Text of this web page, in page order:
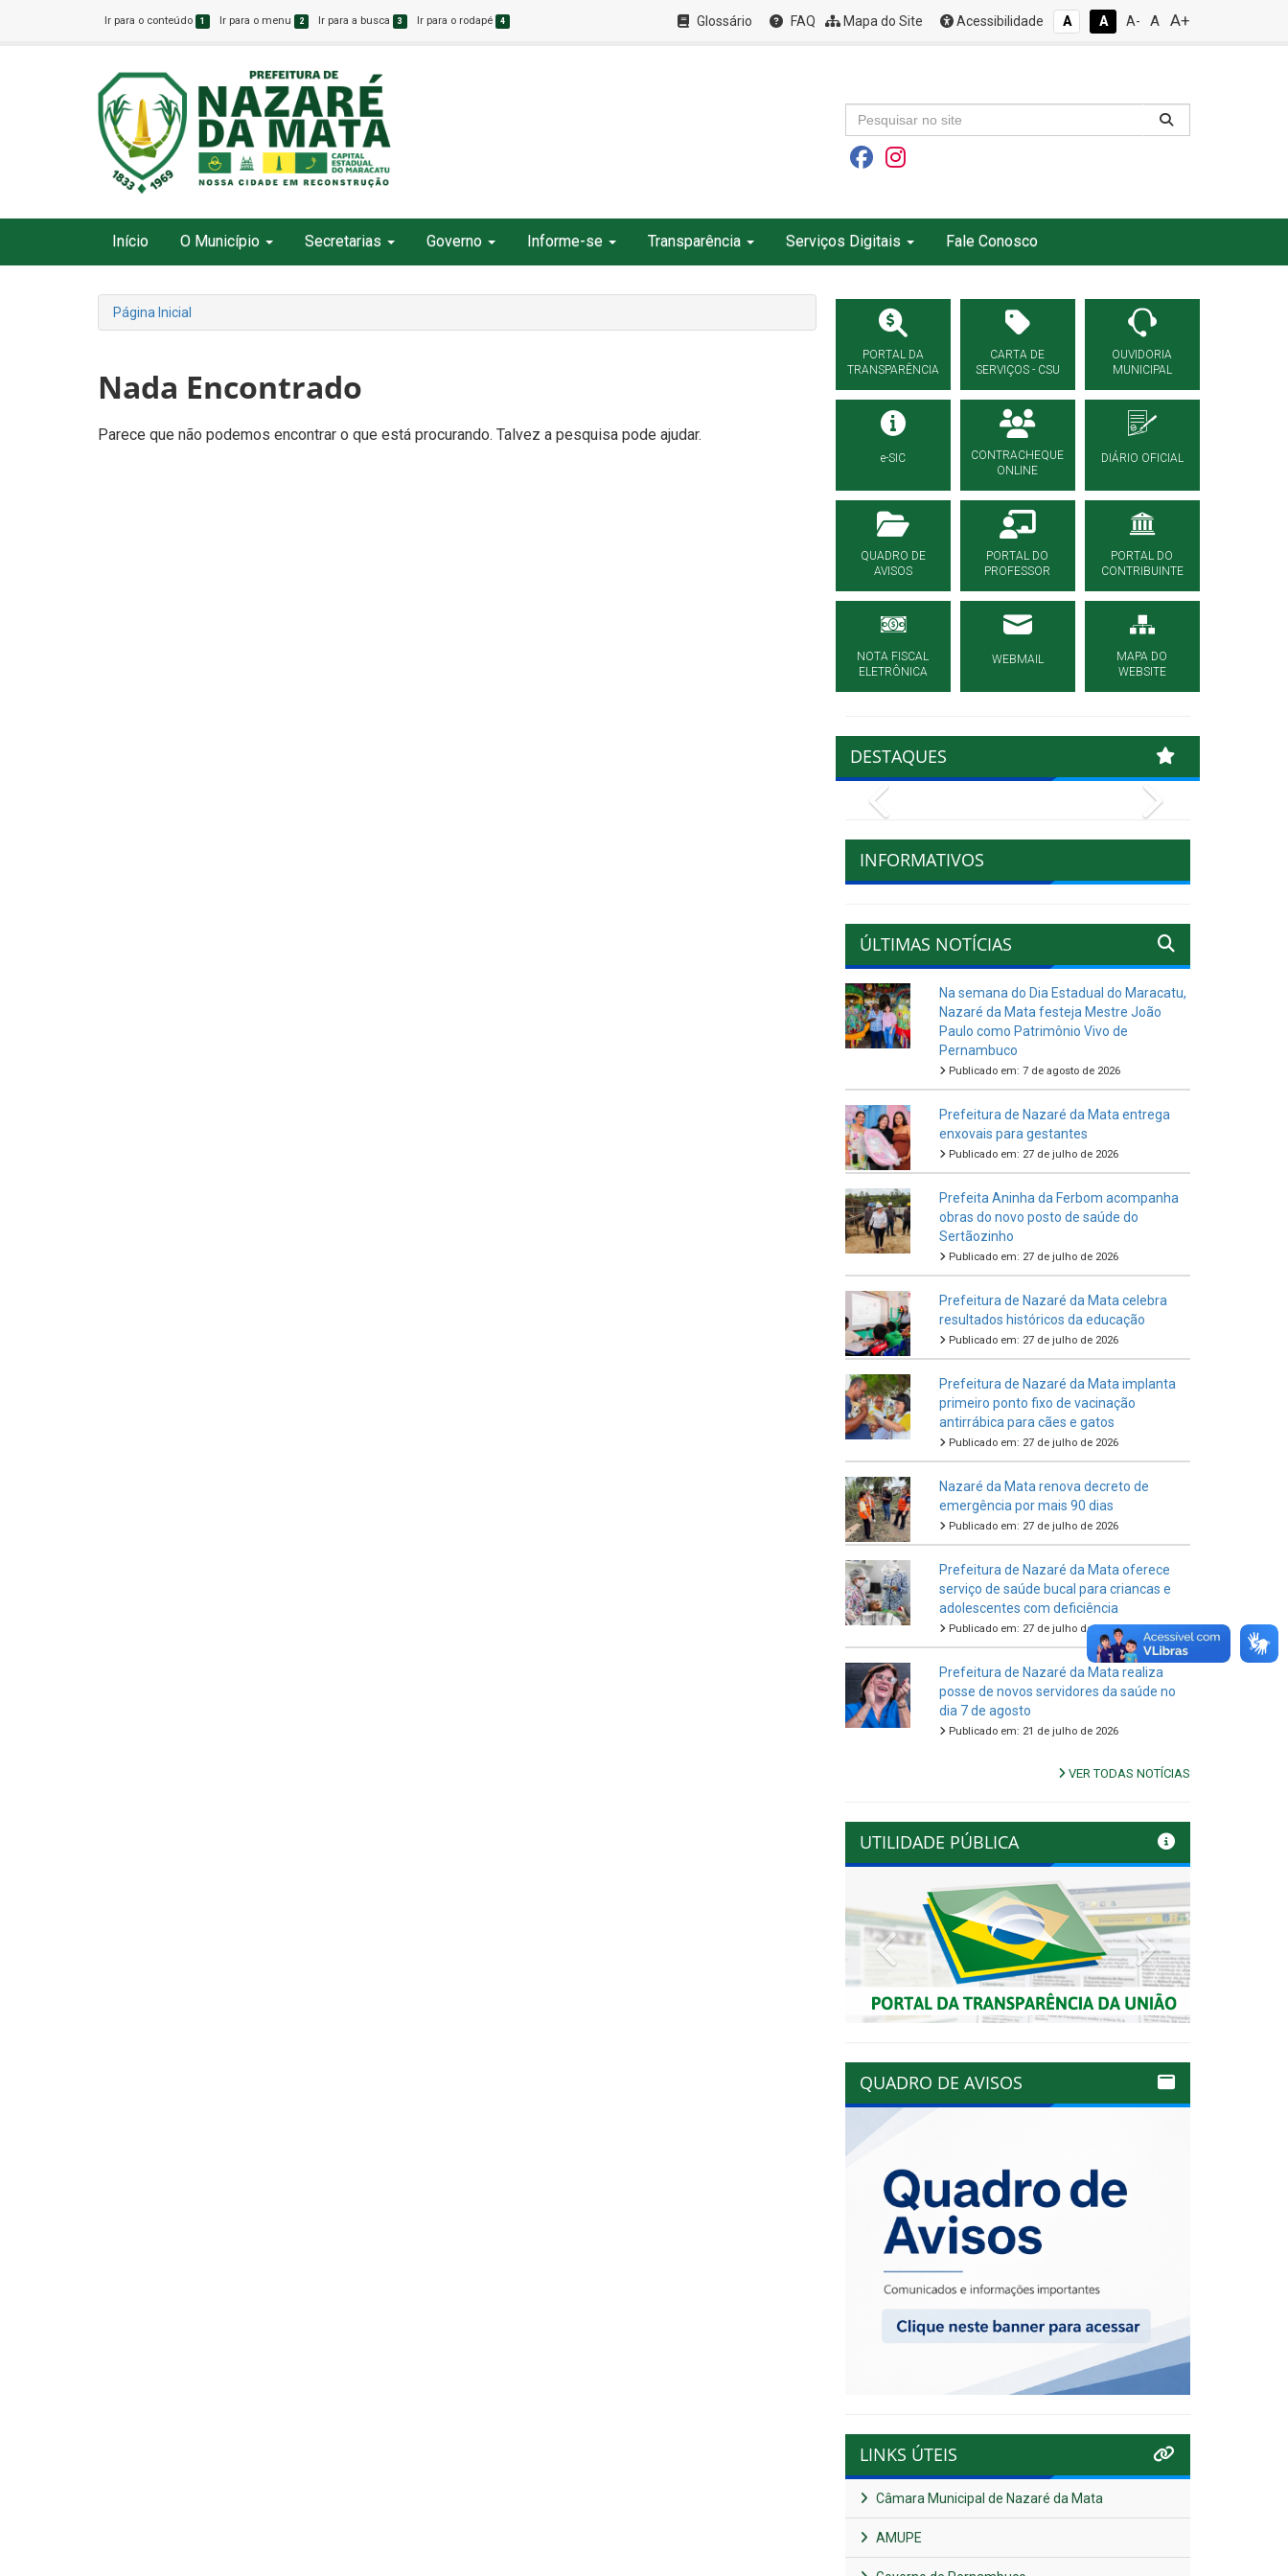
Ir para o conteúdo 1 Ir para o menu 2 Ir para a busca 3 Ir para o rodapé 4 Glossário FAQ Mapa do Site Acessibilidade A A A- A A+
Início O Município Secretarias Governo Informe-se Transparência Serviços Digitais Fale Conosco
Página Inicial
Nada Encontrado
Parece que não podemos encontrar o que está procurando. Talvez a pesquisa pode ajudar.
PORTAL DA
TRANSPARÊNCIA
CARTA DE
SERVIÇOS - CSU
OUVIDORIA
MUNICIPAL
e-SIC
CONTRACHEQUE
ONLINE
DIÁRIO OFICIAL
QUADRO DE
AVISOS
PORTAL DO
PROFESSOR
PORTAL DO
CONTRIBUINTE
NOTA FISCAL
ELETRÔNICA
WEBMAIL
MAPA DO
WEBSITE
DESTAQUES
INFORMATIVOS
ÚLTIMAS NOTÍCIAS
Na semana do Dia Estadual do Maracatu,
Nazaré da Mata festeja Mestre João
Paulo como Patrimônio Vivo de
Pernambuco
Publicado em: 7 de agosto de 2026
Prefeitura de Nazaré da Mata entrega
enxovais para gestantes
Publicado em: 27 de julho de 2026
Prefeita Aninha da Ferbom acompanha
obras do novo posto de saúde do
Sertãozinho
Publicado em: 27 de julho de 2026
Prefeitura de Nazaré da Mata celebra
resultados históricos da educação
Publicado em: 27 de julho de 2026
Prefeitura de Nazaré da Mata implanta
primeiro ponto fixo de vacinação
antirrábica para cães e gatos
Publicado em: 27 de julho de 2026
Nazaré da Mata renova decreto de
emergência por mais 90 dias
Publicado em: 27 de julho de 2026
Prefeitura de Nazaré da Mata oferece
serviço de saúde bucal para criancas e
adolescentes com deficiência
Publicado em: 27 de julho de 2026
Prefeitura de Nazaré da Mata realiza
posse de novos servidores da saúde no
dia 7 de agosto
Publicado em: 21 de julho de 2026
VER TODAS NOTÍCIAS
UTILIDADE PÚBLICA
Previous Next
QUADRO DE AVISOS
LINKS ÚTEIS
Câmara Municipal de Nazaré da Mata
AMUPE